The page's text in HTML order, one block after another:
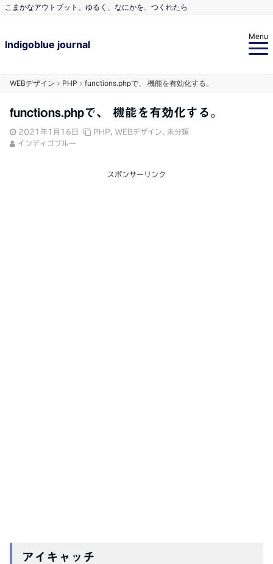
こまかなアウトプット。ゆるく、なにかを、つくれたら
Indigoblue journal
Menu
WEBデザイン PHP functions.phpで、 機能を有効化する。
functions.phpで、 機能を有効化する。
2021年1月16日 PHP WEBデザイン
未分類
インディゴブルー
スポンサーリンク
アイキャッチ